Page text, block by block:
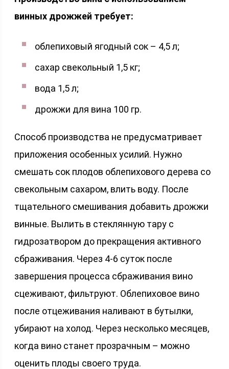
винных дрожжей требует:
облепиховый ягодный сок – 4,5 л;
сахар свекольный 1,5 кг;
вода 1,5 л;
дрожжи для вина 100 гр.
Способ производства не предусматривает
приложения особенных усилий. Нужно
смешать сок плодов облепихового дерева со
свекольным сахаром, влить воду. После
тщательного смешивания добавить дрожжи
винные. Вылить в стеклянную тару с
гидрозатвором до прекращения активного
сбраживания. Через 4-6 суток после
завершения процесса сбраживания вино
сцеживают, фильтруют. Облепиховое вино
после отцеживания наливают в бутылки,
убирают на холод. Через несколько месяцев,
когда вино станет прозрачным – можно
оценить плоды своего труда.